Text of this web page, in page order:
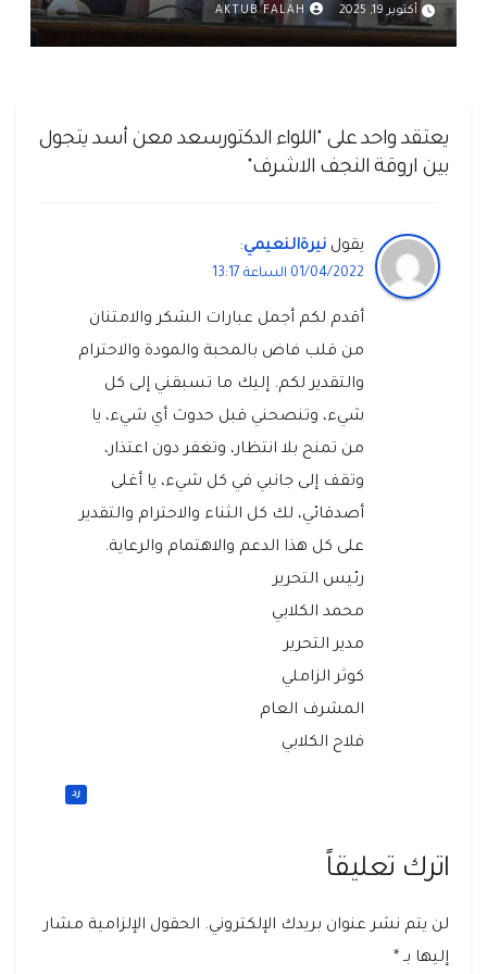
أكتوبر 19, 2025 AKTUB FALAH
يعتقد واحد على "اللواء الدكتورسعد معن أسد يتجول
بين اروقة النجف الاشرف"
يقول نيرةالنعيمي:
01/04/2022 الساعة 13:17
أقدم لكم أجمل عبارات الشكر والامتنان
من قلب فاض بالمحبة والمودة والاحترام
والتقدير لكم. إليك ما تسبقني إلى كل
شيء، وتنصحني قبل حدوث أي شيء، يا
من تمنح بلا انتظار، وتغفر دون اعتذار،
وتقف إلى جانبي في كل شيء، يا أغلى
أصدقائي، لك كل الثناء والاحترام والتقدير
على كل هذا الدعم والاهتمام والرعاية.
رئيس التحرير
محمد الكلابي
مدير التحرير
كوثر الزاملي
المشرف العام
فلاح الكلابي
رد
اترك تعليقاً
لن يتم نشر عنوان بريدك الإلكتروني. الحقول الإلزامية مشار
إليها بـ *